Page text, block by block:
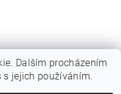
Původní eshop rulik.cz
Dalším procházením
jejich používáním.